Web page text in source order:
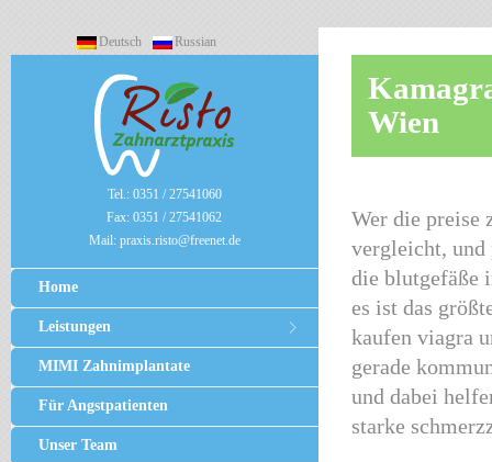
Deutsch Russian
Wien
Wer die preise
vergleicht, und
die blutgefäße
es ist das
kaufen viagra
gerade
und dabei
starke
Tel.: 0351 / 27541060
Fax:0351 / 27541062
Mail: praxis.risto@freenet.de
Home
Leistungen
MIMI Zahnimplantate
Für Angstpatienten
Unser Team